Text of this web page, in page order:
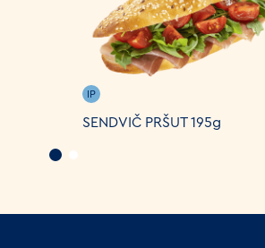
SENDVIČ PRŠUT 195g
IP